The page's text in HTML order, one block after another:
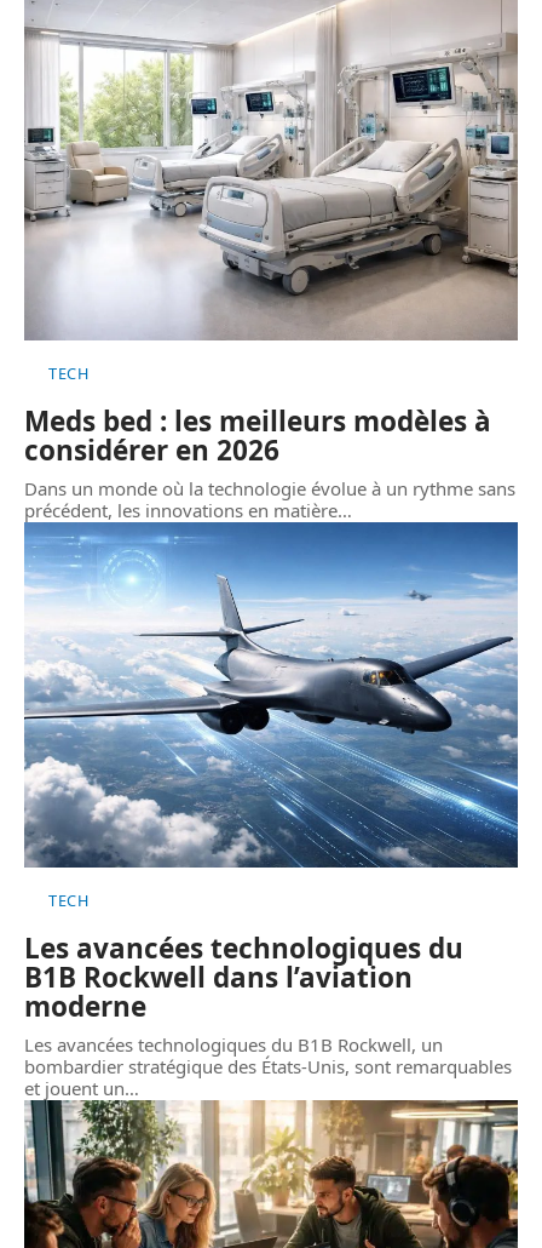
TECH
Meds bed : les meilleurs modèles à
considérer en 2026
Dans un monde où la technologie évolue à un rythme sans
précédent, les innovations en matière…
TECH
Les avancées technologiques du
B1B Rockwell dans l’aviation
moderne
Les avancées technologiques du B1B Rockwell, un
bombardier stratégique des États-Unis, sont remarquables
et jouent un…